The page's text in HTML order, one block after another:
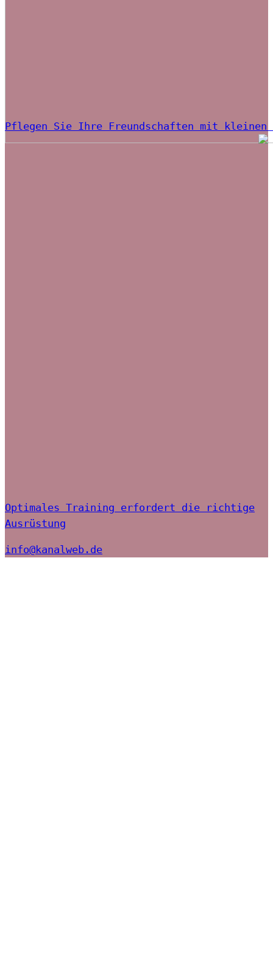
Pflegen Sie Ihre Freundschaften mit kleinen
Optimales Training erfordert die richtige
Ausrüstung
info@kanalweb.de